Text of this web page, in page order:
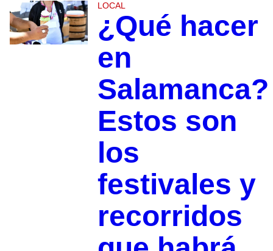
LOCAL
¿Qué hacer
en
Salamanca?
Estos son
los
festivales y
recorridos